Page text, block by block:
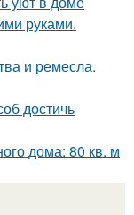
руками.
и ремесла.
достичь
дома: 80 кв. м